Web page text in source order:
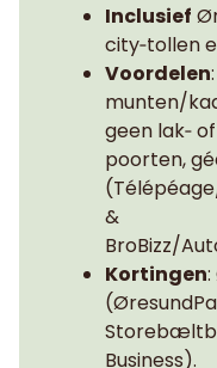
Inclusief
city‑tollen
Voordelen
munten/
geen lak‑
poorten,
&
BroBizz/
Kortingen
Business).